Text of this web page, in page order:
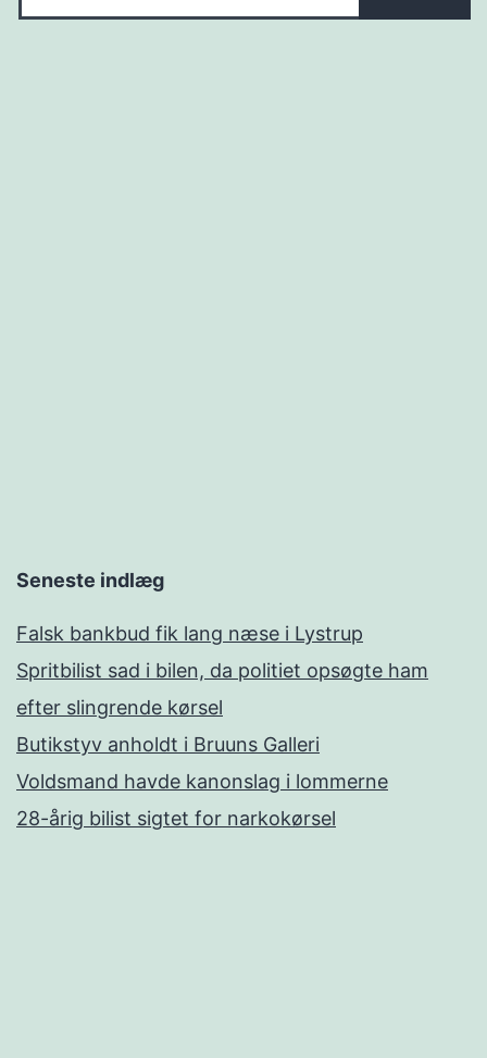
Seneste indlæg
Falsk bankbud fik lang næse i Lystrup
Spritbilist sad i bilen, da politiet opsøgte ham
efter slingrende kørsel
Butikstyv anholdt i Bruuns Galleri
Voldsmand havde kanonslag i lommerne
28-årig bilist sigtet for narkokørsel